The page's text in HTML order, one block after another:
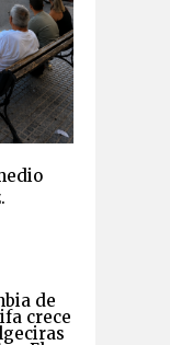
de
crece